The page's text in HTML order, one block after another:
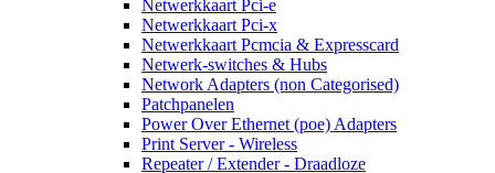
Netwerkkaart Pci-e
Netwerkkaart Pci-x
Netwerkkaart Pcmcia & Expresscard
Netwerk-switches & Hubs
Network Adapters (non Categorised)
Patchpanelen
Power Over Ethernet (poe) Adapters
Print Server - Wireless
Repeater / Extender - Draadloze